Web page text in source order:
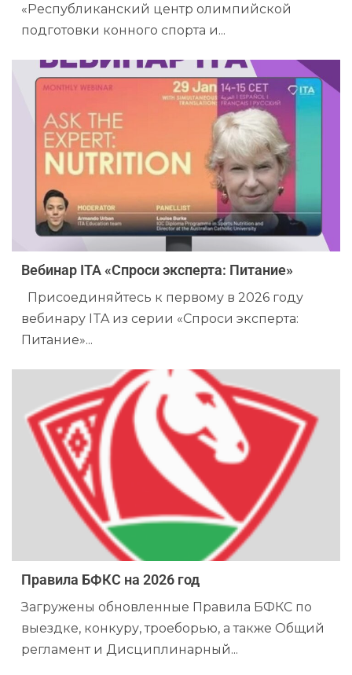
«Республиканский центр олимпийской
подготовки конного спорта и...
Вебинар ITA «Спроси эксперта: Питание»
Присоединяйтесь к первому в 2026 году
вебинару ITA из серии «Спроси эксперта:
Питание»...
Правила БФКС на 2026 год
Загружены обновленные Правила БФКС по
выездке, конкуру, троеборью, а также Общий
регламент и Дисциплинарный...